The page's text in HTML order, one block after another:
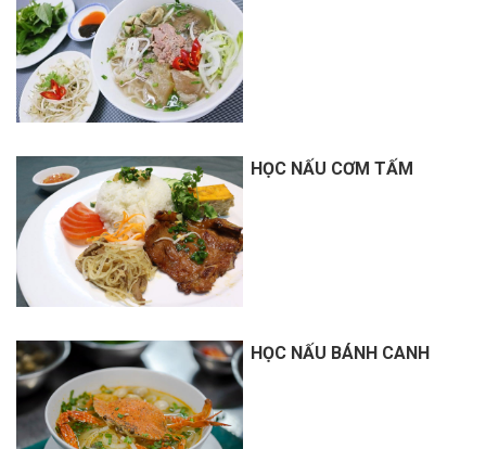
HỌC NẤU CƠM TẤM
HỌC NẤU BÁNH CANH